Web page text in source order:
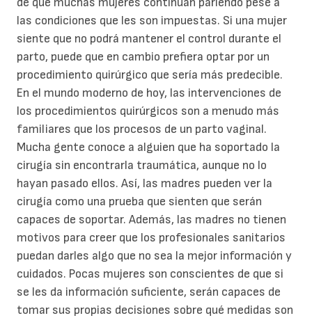
las condiciones que les son impuestas. Si una mujer
siente que no podrá mantener el control durante el
parto, puede que en cambio prefiera optar por un
procedimiento quirúrgico que sería más predecible.
En el mundo moderno de hoy, las intervenciones de
los procedimientos quirúrgicos son a menudo más
familiares que los procesos de un parto vaginal.
Mucha gente conoce a alguien que ha soportado la
cirugía sin encontrarla traumática, aunque no lo
hayan pasado ellos. Así, las madres pueden ver la
cirugía como una prueba que sienten que serán
capaces de soportar. Además, las madres no tienen
motivos para creer que los profesionales sanitarios
puedan darles algo que no sea la mejor información y
cuidados. Pocas mujeres son conscientes de que si
se les da información suficiente, serán capaces de
tomar sus propias decisiones sobre qué medidas son